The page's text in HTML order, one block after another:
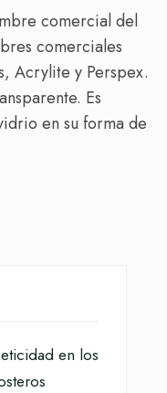
comercial del
comerciales
Acrylite y Perspex.
Es
en su forma de
en los